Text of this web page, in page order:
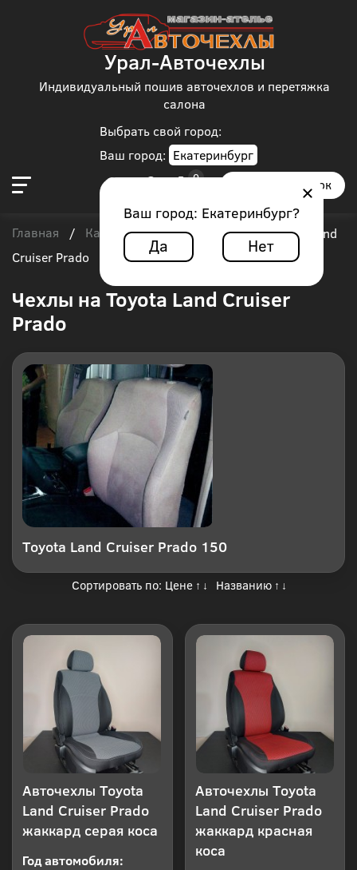
Выбрать свой город:
Ваш город: Екатеринбург
Ваш город: Екатеринбург?
Да Нет
Урал-Авточехлы
Индивидуальный пошив авточехлов и перетяжка
салона
Заказать звонок
Главная / Каталог чехлов / Toyota / Toyota Land
Cruiser Prado
Чехлы на Toyota Land Cruiser
Prado
Toyota Land Cruiser Prado 150
Сортировать по: Цене ↑ ↓ Названию ↑ ↓
Авточехлы Toyota
Land Cruiser Prado
жаккард серая коса
Год автомобиля:
Авточехлы Toyota
Land Cruiser Prado
жаккард красная
коса